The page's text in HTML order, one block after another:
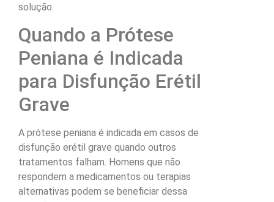
solução.
Quando a Prótese
Peniana é Indicada
para Disfunção Erétil
Grave
A prótese peniana é indicada em casos de
disfunção erétil grave quando outros
tratamentos falham. Homens que não
respondem a medicamentos ou terapias
alternativas podem se beneficiar dessa